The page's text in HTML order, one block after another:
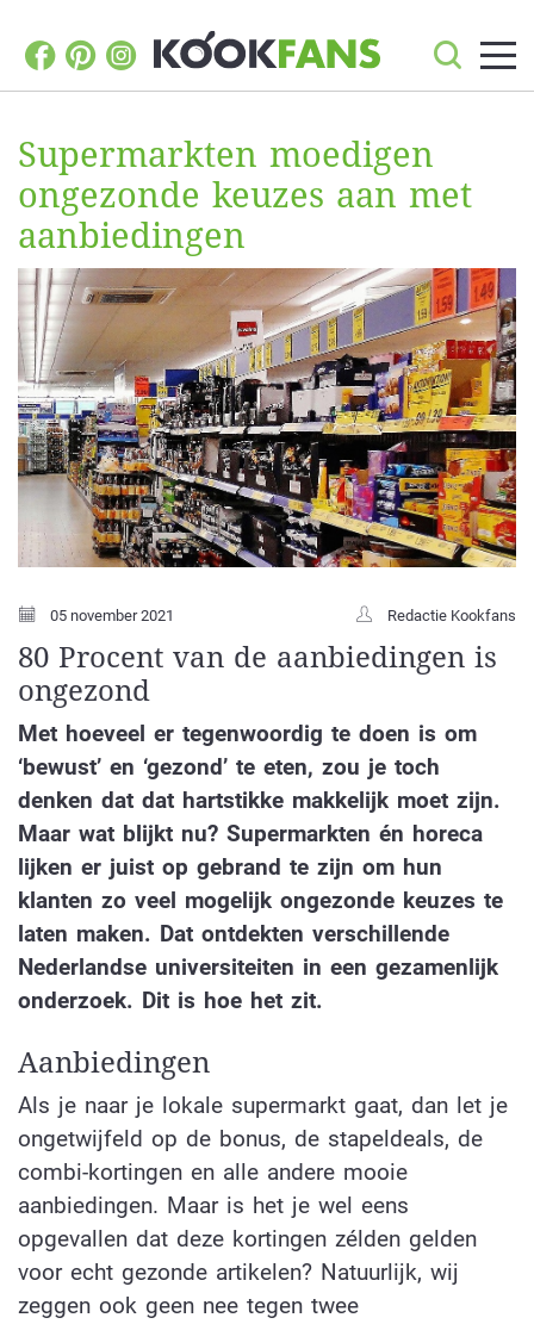
Supermarkten moedigen
ongezonde keuzes aan met
aanbiedingen
05 november 2021 Redactie Kookfans
80 Procent van de aanbiedingen is
ongezond
Met hoeveel er tegenwoordig te doen is om
‘bewust’ en ‘gezond’ te eten, zou je toch
denken dat dat hartstikke makkelijk moet zijn.
Maar wat blijkt nu? Supermarkten én horeca
lijken er juist op gebrand te zijn om hun
klanten zo veel mogelijk ongezonde keuzes te
laten maken. Dat ontdekten verschillende
Nederlandse universiteiten in een gezamenlijk
onderzoek. Dit is hoe het zit.
Aanbiedingen
Als je naar je lokale supermarkt gaat, dan let je
ongetwijfeld op de bonus, de stapeldeals, de
combi-kortingen en alle andere mooie
aanbiedingen. Maar is het je wel eens
opgevallen dat deze kortingen zélden gelden
voor echt gezonde artikelen? Natuurlijk, wij
zeggen ook geen nee tegen twee